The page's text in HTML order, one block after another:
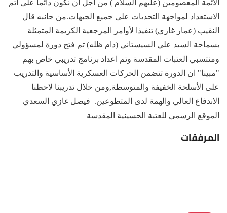
الأئمة المعصومين (عليهم السلام ) من اجل ان نكون دائما على أتم
الاستعداد لمواجهة التحديات على جميع الجبهات.من جانبه قال
النقيب (عمار غازي) تنفيذا لأوامر المرجعية الكريمة المتمثلة
بسماحة السيد علي السيستاني (دام ظله) تم فتح دورة لمسؤولي
ومنتسبي العتبات المقدسة وتم اعداد برنامج تدريبي خاص بهم
"مبينا" ان الدورة تتضمن الحركات العسكرية الأساسية والتدريب
على الأسلحة الخفيفة والمتوسطة,ومن خلال تدريبنا لاحظنا
الاندفاع العالي والهمة لدى المتطوعين. فيصل غازي السعدي
الموقع الرسمي للعتبة الحسينية المقدسة
المرفقات